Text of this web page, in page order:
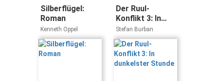
Silberflügel:
Roman
Kenneth Oppel
Der Ruul-
Konflikt 3: In
dunkelster
Stunde
Stefan Burban